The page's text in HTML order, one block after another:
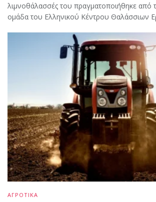
λιμνοθάλασσές του πραγματοποιήθηκε από
ομάδα του Ελληνικού Κέντρου Θαλάσσιων
ΑΓΡΟΤΙΚΑ